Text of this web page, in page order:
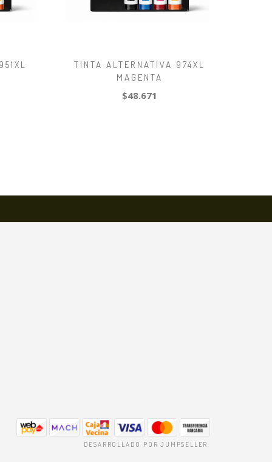
TINTA ALTERNATIVA 974XL
MAGENTA
$48.671
DESARROLLADO POR JUMPSELLER.